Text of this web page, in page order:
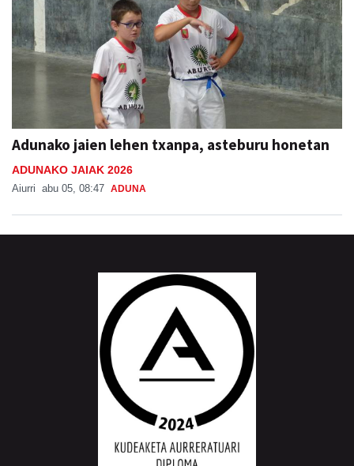
Adunako jaien lehen txanpa, asteburu honetan
ADUNAKO JAIAK 2026
Aiurri abu 05, 08:47 ADUNA